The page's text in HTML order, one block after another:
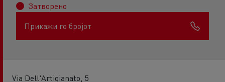
Затворено
Прикажи го бројот
Via Dell'Artigianato, 5